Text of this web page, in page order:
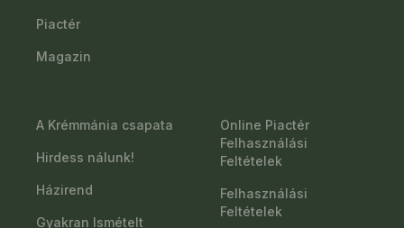
Piactér
Magazin
A Krémmánia csapata
Hirdess nálunk!
Házirend
Gyakran Ismételt
Online Piactér
Felhasználási
Feltételek
Felhasználási
Feltételek